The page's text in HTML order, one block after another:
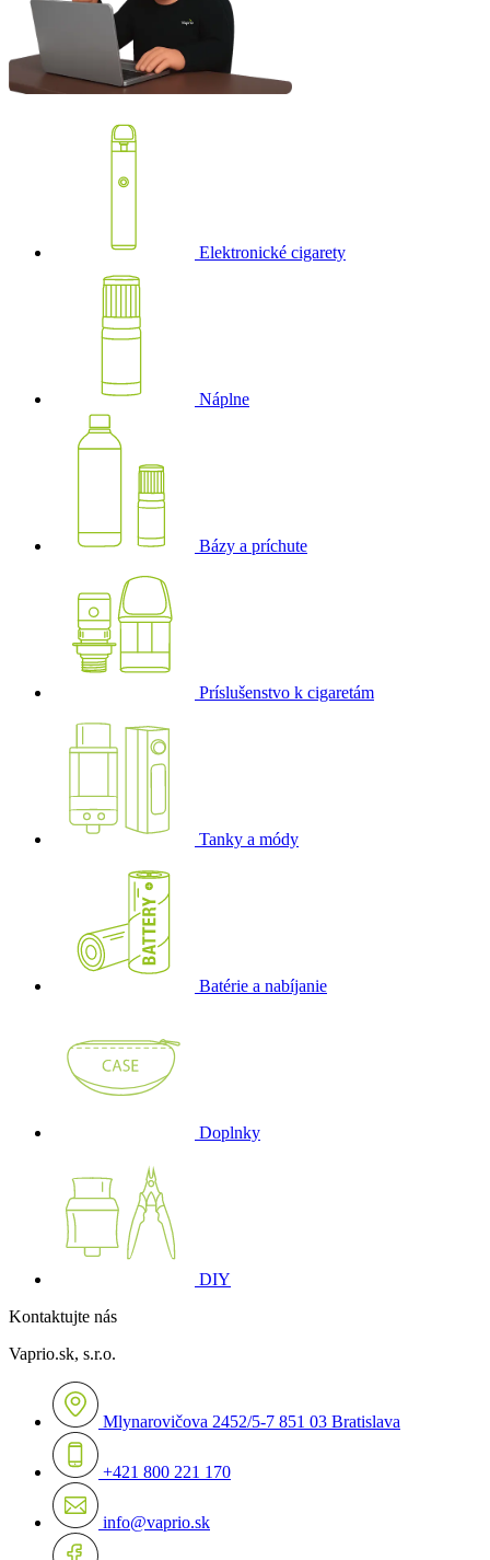
Elektronické cigarety
Náplne
Bázy a príchute
Príslušenstvo k cigaretám
Tanky a módy
Batérie a nabíjanie
Doplnky
DIY
Kontaktujte nás
Vaprio.sk, s.r.o.
Mlynarovičova 2452/5-7 851 03 Bratislava
+421 800 221 170
info@vaprio.sk